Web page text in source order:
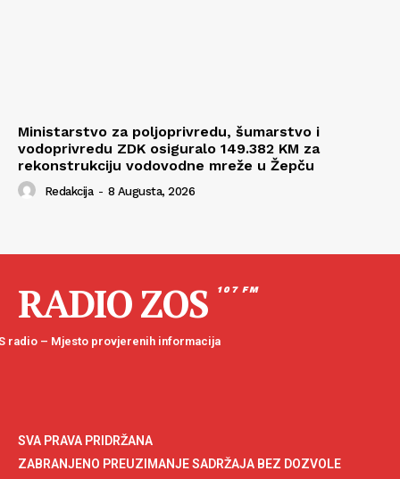
Ministarstvo za poljoprivredu, šumarstvo i
vodoprivredu ZDK osiguralo 149.382 KM za
rekonstrukciju vodovodne mreže u Žepču
Redakcija - 8 Augusta, 2026
RADIO ZOS 107 FM
radio – Mjesto provjerenih informacija
SVA PRAVA PRIDRŽANA
ZABRANJENO PREUZIMANJE SADRŽAJA BEZ DOZVOLE